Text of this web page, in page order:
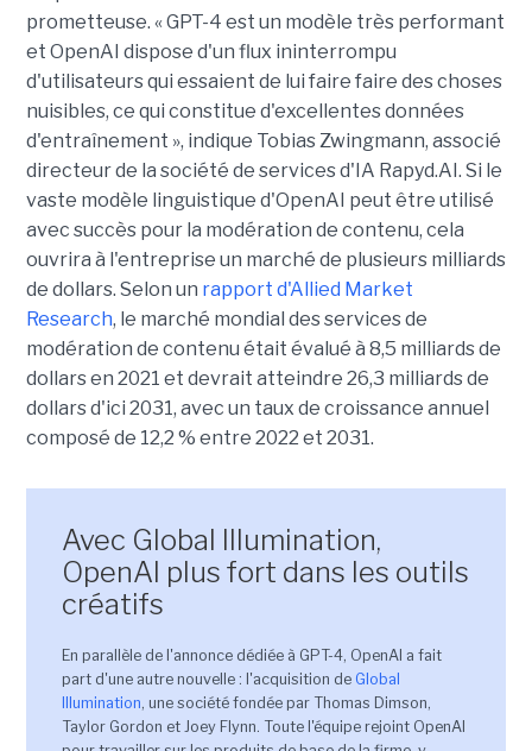
prometteuse. « GPT-4 est un modèle très performant
et OpenAI dispose d'un flux ininterrompu
d'utilisateurs qui essaient de lui faire faire des choses
nuisibles, ce qui constitue d'excellentes données
d'entraînement », indique Tobias Zwingmann, associé
directeur de la société de services d'IA Rapyd.AI. Si le
vaste modèle linguistique d'OpenAI peut être utilisé
avec succès pour la modération de contenu, cela
ouvrira à l'entreprise un marché de plusieurs milliards
de dollars. Selon un rapport d'Allied Market
Research, le marché mondial des services de
modération de contenu était évalué à 8,5 milliards de
dollars en 2021 et devrait atteindre 26,3 milliards de
dollars d'ici 2031, avec un taux de croissance annuel
composé de 12,2 % entre 2022 et 2031.
Avec Global Illumination,
OpenAI plus fort dans les outils
créatifs
En parallèle de l'annonce dédiée à GPT-4, OpenAI a fait
part d'une autre nouvelle : l'acquisition de Global
Illumination, une société fondée par Thomas Dimson,
Taylor Gordon et Joey Flynn. Toute l'équipe rejoint OpenAI